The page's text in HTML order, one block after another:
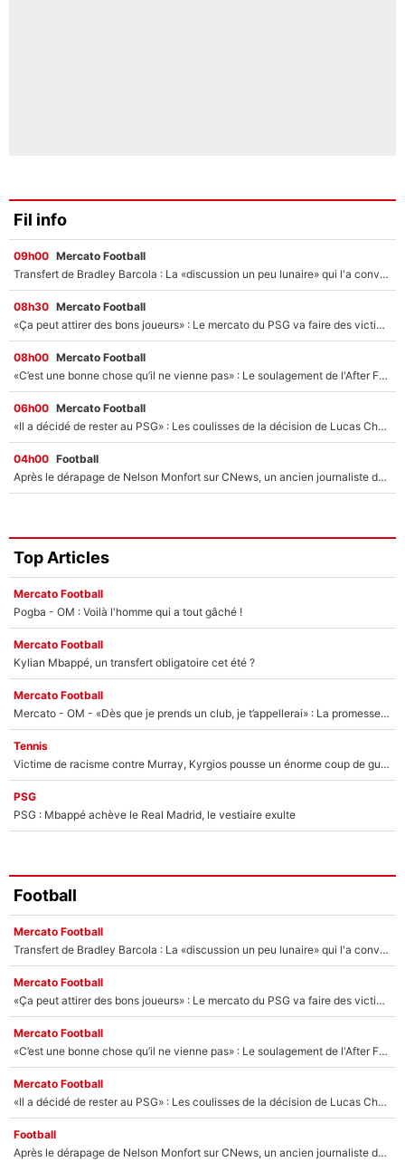
Fil info
09h00 Mercato Football
Transfert de Bradley Barcola : La «discussion un peu lunaire» qui l'a convaincu de quitter le PSG, son entourage est pointé du doigt
08h30 Mercato Football
«Ça peut attirer des bons joueurs» : Le mercato du PSG va faire des victimes dans l'effectif de Luis Enrique ?
08h00 Mercato Football
«C’est une bonne chose qu’il ne vienne pas» : Le soulagement de l'After Foot après le transfert avorté de Yan Diomandé au PSG
06h00 Mercato Football
«Il a décidé de rester au PSG» : Les coulisses de la décision de Lucas Chevalier pour son transfert
04h00 Football
Après le dérapage de Nelson Monfort sur CNews, un ancien journaliste de France Télévisions relance la polémique sur les incendies en Gironde
Top Articles
Mercato Football
Pogba - OM : Voilà l'homme qui a tout gâché !
Mercato Football
Kylian Mbappé, un transfert obligatoire cet été ?
Mercato Football
Mercato - OM - «Dès que je prends un club, je t’appellerai» : La promesse de Marcelino au moment de claquer la porte
Tennis
Victime de racisme contre Murray, Kyrgios pousse un énorme coup de gueule !
PSG
PSG : Mbappé achève le Real Madrid, le vestiaire exulte
Football
Mercato Football
Transfert de Bradley Barcola : La «discussion un peu lunaire» qui l'a convaincu de quitter le PSG, son entourage est pointé du doigt
Mercato Football
«Ça peut attirer des bons joueurs» : Le mercato du PSG va faire des victimes dans l'effectif de Luis Enrique ?
Mercato Football
«C’est une bonne chose qu’il ne vienne pas» : Le soulagement de l'After Foot après le transfert avorté de Yan Diomandé au PSG
Mercato Football
«Il a décidé de rester au PSG» : Les coulisses de la décision de Lucas Chevalier pour son transfert
Football
Après le dérapage de Nelson Monfort sur CNews, un ancien journaliste de France Télévisions relance la polémique sur les incendies en Gironde